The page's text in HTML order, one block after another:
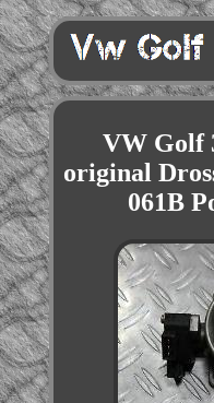
VW Golf
original
061B